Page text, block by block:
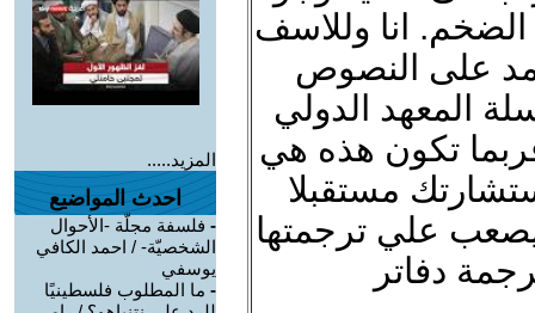
انا وللاسف
على النصوص
المعهد الدولي
تكون هذه هي
مستقبلا
علي ترجمتها
دفاتر
المزيد.....
احدث المواضيع
- فلسفة مجلّة -الأحوال
الشخصيّة- / احمد الكافي
يوسفي
- ما المطلوب فلسطينيًا